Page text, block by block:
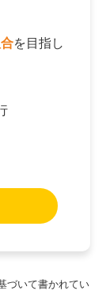
を目指し
づいて書かれてい